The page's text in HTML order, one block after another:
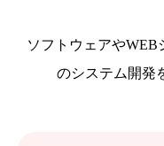
ソフトウェアや
のシステム 開発